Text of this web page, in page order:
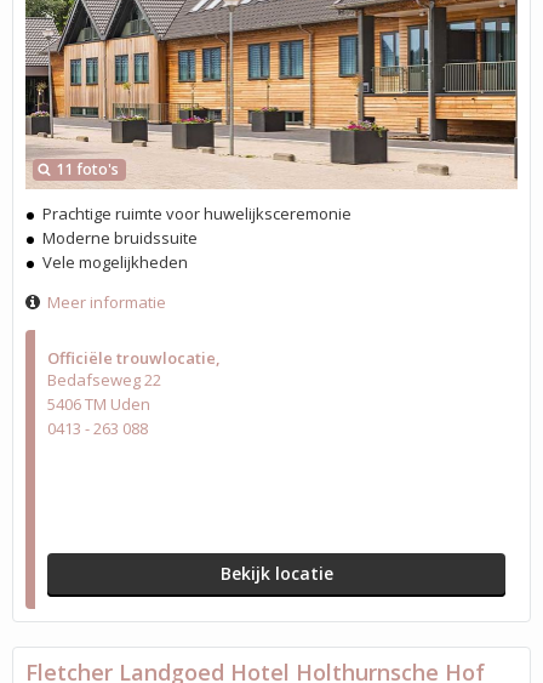
Officiële trouwlocatie
Bedafseweg 22
5406 TM Uden
0413 - 263 088
Bekijk locatie
11 foto's
Prachtige ruimte voor huwelijksceremonie
Moderne bruidssuite
Vele mogelijkheden
Meer informatie
Fletcher Landgoed Hotel Holthurnsche Hof